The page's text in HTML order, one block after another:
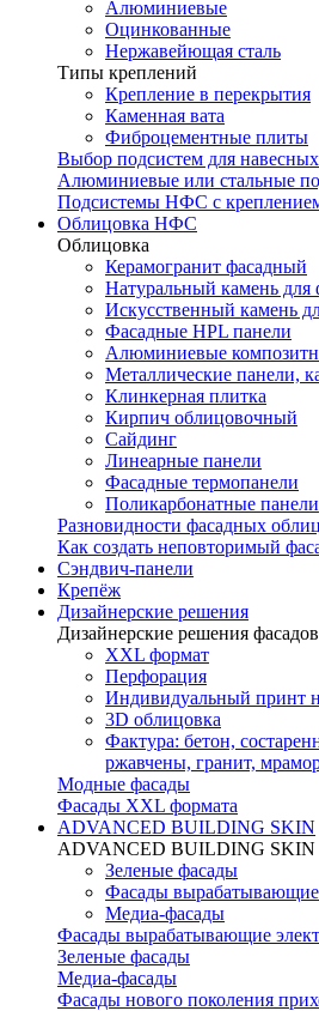
Алюминиевые
Оцинкованные
Нержавейющая сталь
Типы креплений
Крепление в перекрытия
Каменная вата
Фиброцементные плиты
Выбор подсистем для
Алюминиевые или стальные
Подсистемы НФС с
Облицовка НФС
Облицовка
Керамогранит фасадный
Натуральный камень для
Искусственный камень
Фасадные HPL панели
Алюминиевые
Металлические панели,
Клинкерная плитка
Кирпич облицовочный
Сайдинг
Линеарные панели
Фасадные термопанели
Поликарбонатные панели
Разновидности фасадных
Как создать неповторимый
Сэндвич-панели
Крепёж
Дизайнерские решения
Дизайнерские решения фасадов
XXL формат
Перфорация
Индивидуальный принт
3D облицовка
Фактура: бетон,
ржавчены, гранит,
Модные фасады
Фасады XXL формата
ADVANCED BUILDING SKIN
ADVANCED BUILDING SKIN
Зеленые фасады
Фасады вырабатывающие
Медиа-фасады
Фасады вырабатывающие
Зеленые фасады
Медиа-фасады
Фасады нового поколения